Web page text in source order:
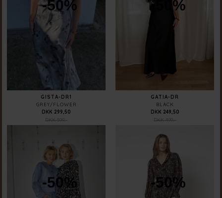
-50%
GISTA-DR1
GREY/FLOWER
DKK 599,-
DKK 299,50
-50%
GATIA-DR
BLACK
DKK 499,-
DKK 249,50
-50% -50%